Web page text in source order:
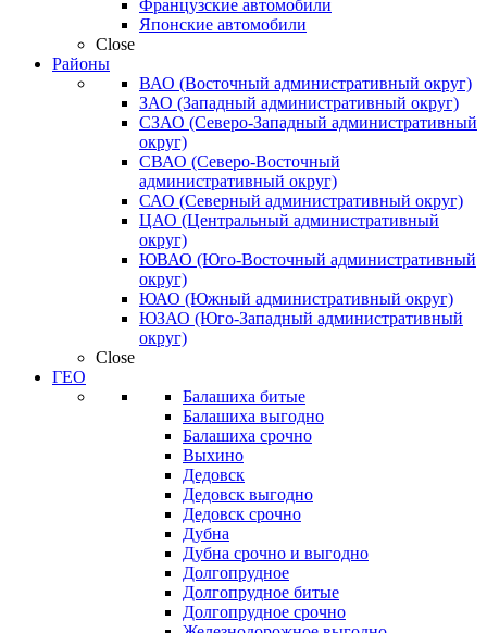
Французские автомобили
Японские автомобили
Close
Районы
ВАО (Восточный административный округ)
ЗАО (Западный административный округ)
СЗАО (Северо-Западный административный
округ)
СВАО (Северо-Восточный
административный округ)
САО (Северный административный округ)
ЦАО (Центральный административный
округ)
ЮВАО (Юго-Восточный административный
округ)
ЮАО (Южный административный округ)
ЮЗАО (Юго-Западный административный
округ)
Close
ГЕО
Балашиха битые
Балашиха выгодно
Балашиха срочно
Выхино
Дедовск
Дедовск выгодно
Дедовск срочно
Дубна
Дубна срочно и выгодно
Долгопрудное
Долгопрудное битые
Долгопрудное срочно